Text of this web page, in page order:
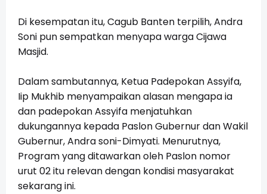
Di kesempatan itu, Cagub Banten terpilih, Andra
Soni pun sempatkan menyapa warga Cijawa
Masjid.
Dalam sambutannya, Ketua Padepokan Assyifa,
Iip Mukhib menyampaikan alasan mengapa ia
dan padepokan Assyifa menjatuhkan
dukungannya kepada Paslon Gubernur dan Wakil
Gubernur, Andra soni-Dimyati. Menurutnya,
Program yang ditawarkan oleh Paslon nomor
urut 02 itu relevan dengan kondisi masyarakat
sekarang ini.